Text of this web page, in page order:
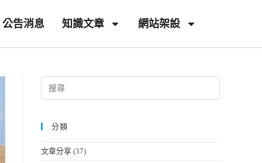
公告消息 知識文章 網站架設
分類
文章分享 (37)